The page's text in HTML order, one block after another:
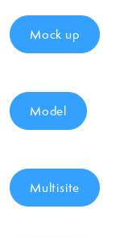
Mock up
Model
Multisite